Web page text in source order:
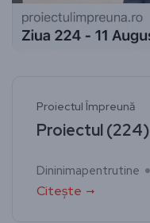
Proiectul Împreună
Proiectul (224)
Dininimapentrutine
Citește